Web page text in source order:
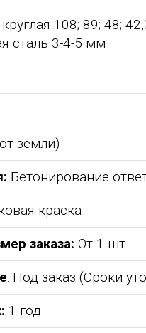
круглая 108; 89; 48;
сталь 3-4-5 мм
земли)
Бетонирование
краска
заказа: От 1 шт
: Под заказ (Сроки
1 год